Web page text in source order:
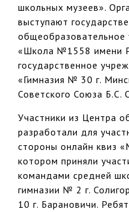
школьных музеев».
выступают
общеобразовательное
«Школа №1558 имени
государственное
«Гимназия № 30 г.
Советского Союза Б.С.
Участники из Центра
разработали для
стороны онлайн квиз
котором приняли
командами средней
гимназии № 2 г.
10 г. Барановичи.